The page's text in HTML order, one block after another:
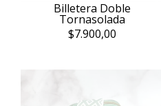
Billetera Doble
Tornasolada
$7.900,00